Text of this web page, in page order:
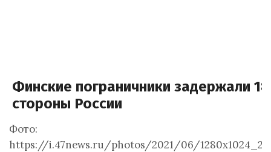
Финские пограничники задержали
стороны России
Фото:
https://i.47news.ru/photos/2021/06/